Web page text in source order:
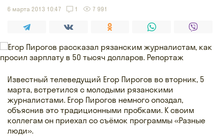
6 марта 2013 10:47 1 7 991
Известный телеведущий Егор Пирогов во вторник, 5
марта, встретился с молодыми рязанскими
журналистами. Егор Пирогов немного опоздал,
объяснив это традиционными пробками. К своим
коллегам он приехал со съёмок программы «Разные
люди».